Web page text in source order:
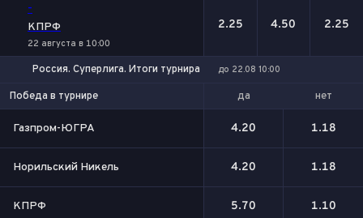
-
КПРФ
22 августа в 10:00
2.25 4.50 2.25
Россия. Суперлига. Итоги турнира до 22.08 10:00
Победа в турнире да нет
Газпром-ЮГРА 4.20 1.18
Норильский Никель 4.20 1.18
КПРФ 5.70 1.10